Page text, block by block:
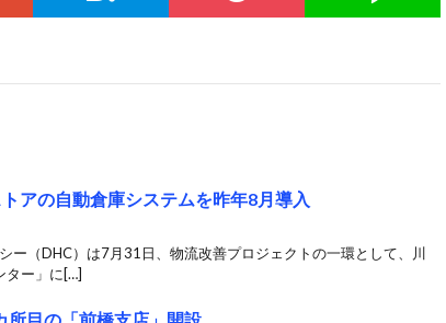
アの自動倉庫システムを昨年8月導入
ー（DHC）は7月31日、物流改善プロジェクトの一環として、川
ター」に[…]